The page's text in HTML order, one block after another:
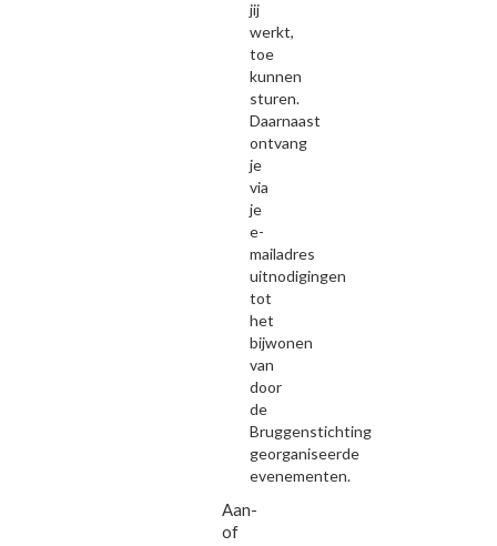
jij
werkt,
toe
kunnen
sturen.
Daarnaast
ontvang
je
via
je
e-
mailadres
uitnodigingen
tot
het
bijwonen
van
door
de
Bruggenstichting
georganiseerde
evenementen.
Aan-
of